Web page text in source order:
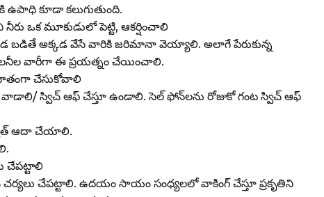
కూడా కలుగుతుంది.
ఒక మూకుడులో పెట్టి, ఆకర్షించాలి
ఎక్కడ బడితే అక్కడ వేసే వారికి జరిమానా వెయ్యాలి. అలాగే పేరుకున్న
వారీగా ఈ ప్రయత్నం చేయించాలి.
చేసుకోవాలి
వాడాలి/ స్విచ్‌ ఆఫ్‌ చేస్తూ ఉండాలి. సెల్‌ ఫోన్‌లను రోజుకో గంట స్విచ్‌ ఆఫ్‌
ఆదా చేయాలి.
చేపట్టాలి
చేపట్టాలి. ఉదయం సాయం సంధ్యలలో వాకింగ్‌ చేస్తూ ప్రకృతిని